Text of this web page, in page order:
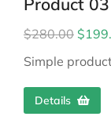
$280.00 $
Simple
Details